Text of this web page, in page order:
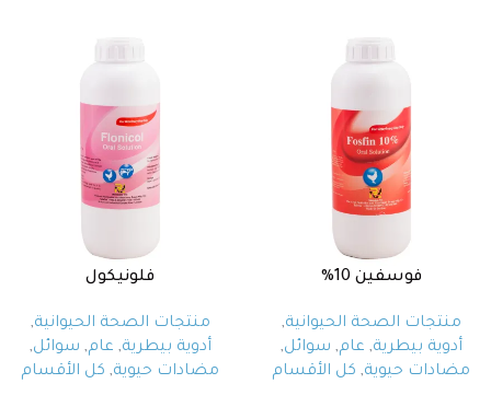
فوسفين 10%
منتجات الصحة الحيوانية,
أدوية بيطرية, عام, سوائل,
مضادات حيوية, كل الأقسام
فلونيكول
منتجات الصحة الحيوانية,
أدوية بيطرية, عام, سوائل,
مضادات حيوية, كل الأقسام